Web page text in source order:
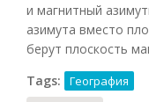
и магнитный
азимута вместо
берут плоскость
Tags:
География